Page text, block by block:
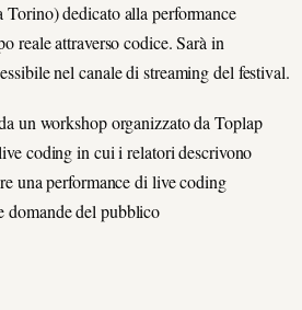
dedicato alla performance
reale attraverso codice. Sarà in
nel canale di streaming del festival.
un workshop organizzato da Toplap
coding in cui i relatori descrivono
una performance di live coding
domande del pubblico